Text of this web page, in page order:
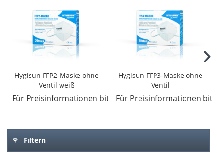
Hygisun FFP2-Maske ohne
Ventil weiß
Für Preisinformationen bittehier anmelden.
Hygisun FFP3-Maske ohne
Ventil
Für Preisinformationen
Filtern